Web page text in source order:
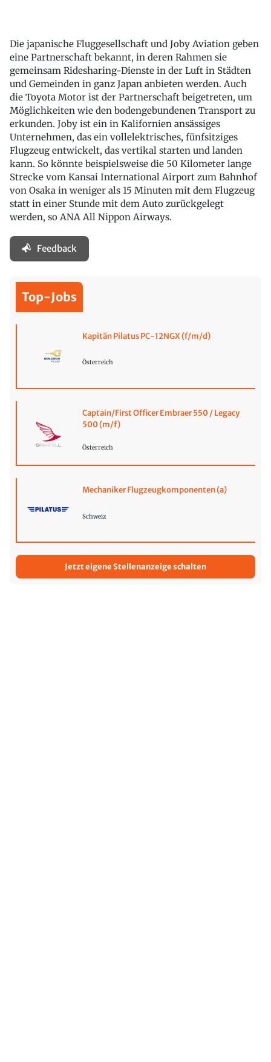
Die japanische Fluggesellschaft und Joby Aviation geben
eine Partnerschaft bekannt, in deren Rahmen sie
gemeinsam Ridesharing-Dienste in der Luft in Städten
und Gemeinden in ganz Japan anbieten werden. Auch
die Toyota Motor ist der Partnerschaft beigetreten, um
Möglichkeiten wie den bodengebundenen Transport zu
erkunden. Joby ist ein in Kalifornien ansässiges
Unternehmen, das ein vollelektrisches, fünfsitziges
Flugzeug entwickelt, das vertikal starten und landen
kann. So könnte beispielsweise die 50 Kilometer lange
Strecke vom Kansai International Airport zum Bahnhof
von Osaka in weniger als 15 Minuten mit dem Flugzeug
statt in einer Stunde mit dem Auto zurückgelegt
werden, so ANA All Nippon Airways.
Feedback
Top-Jobs
Kapitän Pilatus PC-12NGX (f/m/d)
Österreich
Captain/First Officer Embraer 550 / Legacy
500 (m/f)
Österreich
Mechaniker Flugzeugkomponenten (a)
Schweiz
Jetzt eigene Stellenanzeige schalten